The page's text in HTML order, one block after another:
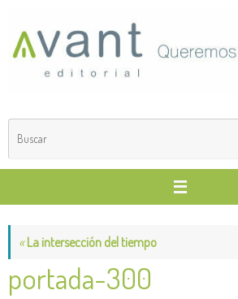
contenido
«La intersección del tiempo
portada-300